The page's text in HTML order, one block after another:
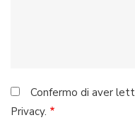
Confermo di aver
Privacy.